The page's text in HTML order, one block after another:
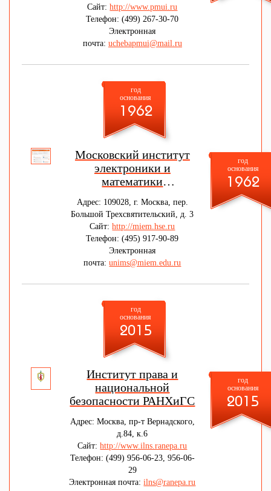
Сайт:http://www.pmui.ru
Телефон: (499) 267-30-70
Электронная
почта: uchebapmui@mail.ru
год
основания
1962
Московский институт
электроники и
математики
исследовательского
университета "Высшая
школа экономики"
Адрес: 109028, г. Москва, пер.
Большой Трехсвятительский, д. 3
Сайт:http://miem.hse.ru
Телефон: (495) 917-90-89
Электронная
почта:unims@miem.edu.ru
год
основания
1962
год
основания
2015
Институт права и
национальной
безопасности РАНХиГС
Адрес: Москва, пр-т Вернадского,
д.84, к.6
Сайт:http://www.ilns.ranepa.ru
Телефон: (499) 956-06-23, 956-06-
29
Электронная почта:ilns@ranepa.ru
год
основания
2015